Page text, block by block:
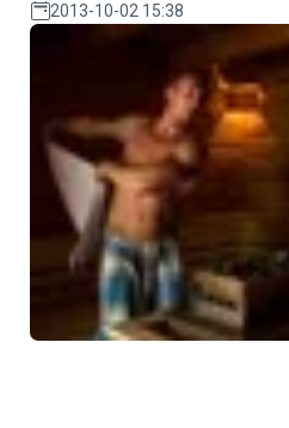
2013-10-02 15:38